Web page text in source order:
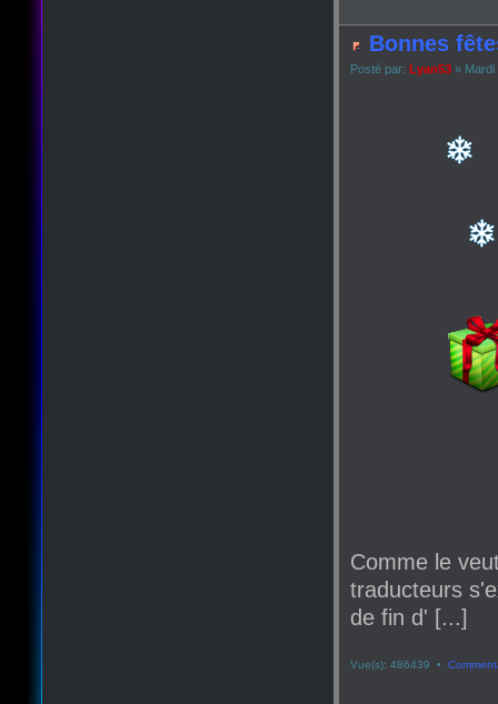
Bonnes
Posté par: Lyan53 » Mardi
Comme le
traducteurs
de fin d' [...]
Vue(s): 486439 •